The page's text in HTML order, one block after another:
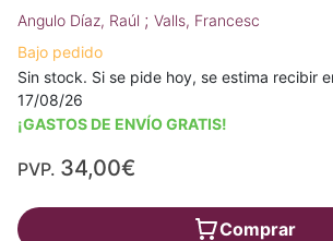
Angulo Díaz, Raúl ; Valls, Francesc
Bajo pedido
Sin stock. Si se pide hoy, se estima recibir
17/08/26
¡GASTOS DE ENVÍO GRATIS!
PVP. 34,00€
Comprar